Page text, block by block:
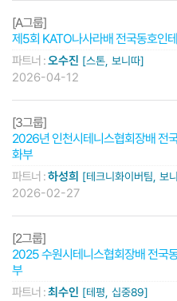
[A그룹]
제5회 KATO나사라배 전국동호인
파트너 :오수진 [스톤, 보니따]
2026-04-12
[3그룹]
2026년 인천시테니스협회장배 전
화부
파트너 :하성희 [테크니화이버팀, 보
2026-02-27
[2그룹]
2025 수원시테니스협회장배 전국
부
파트너 :최수인 [테평, 십중89]